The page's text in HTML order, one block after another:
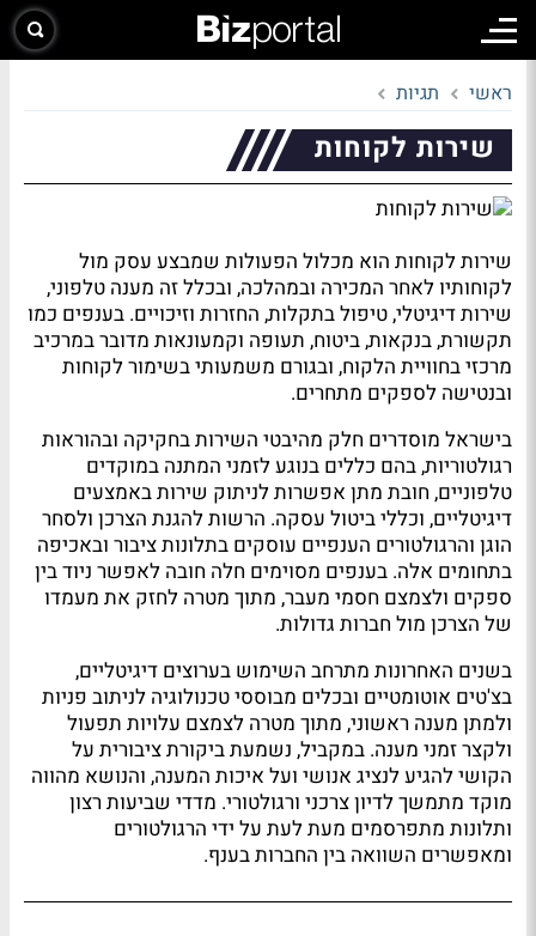
ראשי תגיות
שירות לקוחות
שירות לקוחות הוא מכלול הפעולות שמבצע עסק מול
לקוחותיו לאחר המכירה ובמהלכה, ובכלל זה מענה טלפוני,
שירות דיגיטלי, טיפול בתקלות, החזרות וזיכויים. בענפים כמו
תקשורת, בנקאות, ביטוח, תעופה וקמעונאות מדובר במרכיב
מרכזי בחוויית הלקוח, ובגורם משמעותי בשימור לקוחות
ובנטישה לספקים מתחרים.
בישראל מוסדרים חלק מהיבטי השירות בחקיקה ובהוראות
רגולטוריות, בהם כללים בנוגע לזמני המתנה במוקדים
טלפוניים, חובת מתן אפשרות לניתוק שירות באמצעים
דיגיטליים, וכללי ביטול עסקה. הרשות להגנת הצרכן ולסחר
הוגן והרגולטורים הענפיים עוסקים בתלונות ציבור ובאכיפה
בתחומים אלה. בענפים מסוימים חלה חובה לאפשר ניוד בין
ספקים ולצמצם חסמי מעבר, מתוך מטרה לחזק את מעמדו
של הצרכן מול חברות גדולות.
בשנים האחרונות מתרחב השימוש בערוצים דיגיטליים,
בצ'טים אוטומטיים ובכלים מבוססי טכנולוגיה לניתוב פניות
ולמתן מענה ראשוני, מתוך מטרה לצמצם עלויות תפעול
ולקצר זמני מענה. במקביל, נשמעת ביקורת ציבורית על
הקושי להגיע לנציג אנושי ועל איכות המענה, והנושא מהווה
מוקד מתמשך לדיון צרכני ורגולטורי. מדדי שביעות רצון
ותלונות מתפרסמים מעת לעת על ידי הרגולטורים
ומאפשרים השוואה בין החברות בענף.